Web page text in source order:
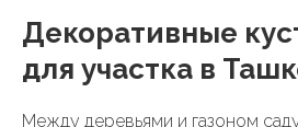
Декоративные
для участка в
Между деревьями и газоном